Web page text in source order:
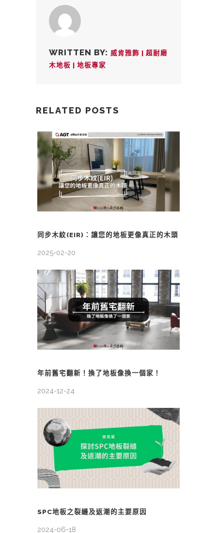
WRITTEN BY: 威肯雅飾 | 超耐磨
木地板 | 地板專家
RELATED POSTS
同步木紋(EIR)：讓您的地板更像真正的木頭
2025-02-20
年前舊宅翻新！換了地板像換一個家！
2024-12-24
SPC地板之裂縫及返潮的主要原因
2024-06-18